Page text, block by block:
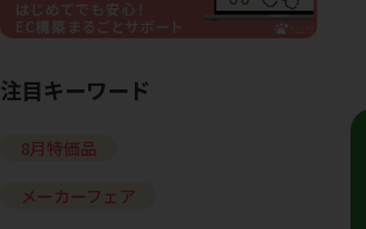
注目キーワード
8月特価品
メーカーフェア